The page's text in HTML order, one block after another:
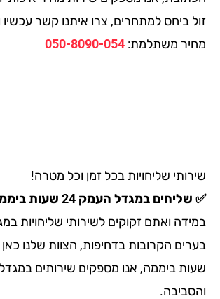
ביחס למתחרים, צרו איתנו קשר עכשיו
משתלמת:050-8090-054
שליחויות בכל זמן וכל מטרה!
במגדל העמק 24 שעות ביממה
ואתם זקוקים לשירותי שליחויות במגדל
ביממה, אנו מספקים שירותים במגדל